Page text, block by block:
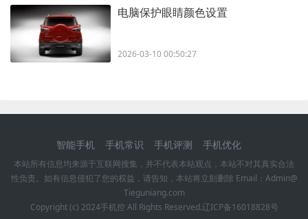
电脑保护眼睛颜色设置
2026-03-10 00:50:27
智能手机 手机常识 手机评测 手机优化
本站所有信息均来源于互联网搜集，并不代表本站观点，本站不对其真实合法
性负责。如有信息侵犯了您的权益，请告知，本站将立刻删除 Email：Admin@
Tieguniang.com
Copyright (c) 2024手机控 All Rights Reserved.辽ICP备16018828号